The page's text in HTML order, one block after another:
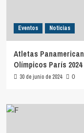
Eventos Noticias
Atletas
Olímpicos París 2024
30 de junio de 2024 0